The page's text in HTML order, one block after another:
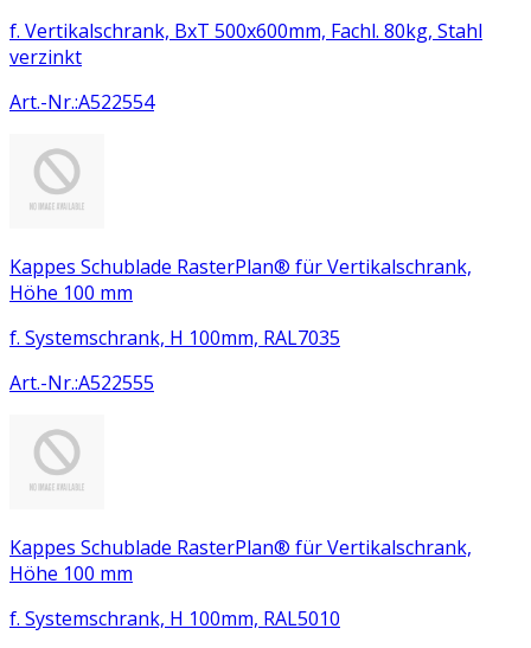
f. Vertikalschrank, BxT 500x600mm, Fachl. 80kg, Stahl
verzinkt
Art.-Nr.:A522554
Kappes Schublade RasterPlan® für Vertikalschrank,
Höhe 100 mm
f. Systemschrank, H 100mm, RAL7035
Art.-Nr.:A522555
Kappes Schublade RasterPlan® für Vertikalschrank,
Höhe 100 mm
f. Systemschrank, H 100mm, RAL5010